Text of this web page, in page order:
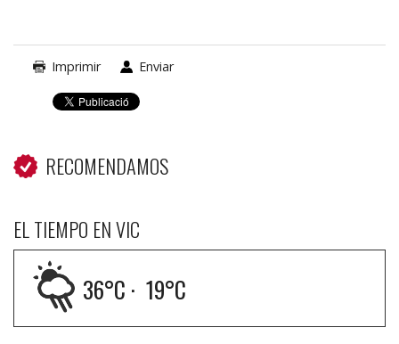
Imprimir Enviar
RECOMENDAMOS
EL TIEMPO EN VIC
36°C · 19°C